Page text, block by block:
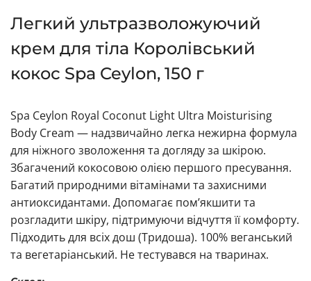
Легкий ультразволожуючий
крем для тіла Королівський
кокос Spa Ceylon, 150 г
Spa Ceylon Royal Coconut Light Ultra Moisturising
Body Cream — надзвичайно легка нежирна формула
для ніжного зволоження та догляду за шкірою.
Збагачений кокосовою олією першого пресування.
Багатий природними вітамінами та захисними
антиоксидантами. Допомагає пом’якшити та
розгладити шкіру, підтримуючи відчуття її комфорту.
Підходить для всіх дош (Тридоша). 100% веганський
та вегетаріанський. Не тестувався на тваринах.